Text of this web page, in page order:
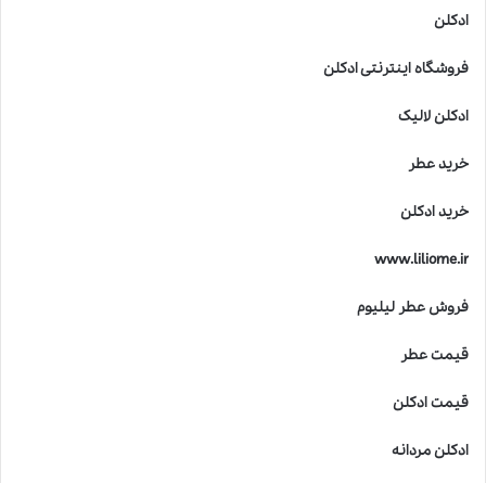
ادکلن
فروشگاه اینترنتی ادکلن
ادکلن لالیک
خرید عطر
خرید ادکلن
www.liliome.ir
فروش عطر لیلیوم
قیمت عطر
قیمت ادکلن
ادکلن مردانه